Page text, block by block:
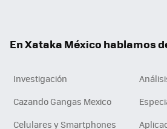
En Xataka México hablamos
Investigación
Cazando Gangas Mexico
Celulares y Smartphones